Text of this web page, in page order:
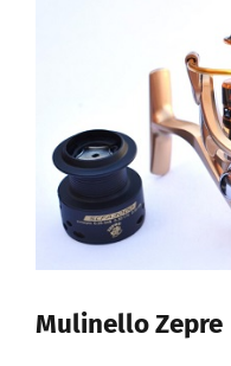
Mulinello Zepre